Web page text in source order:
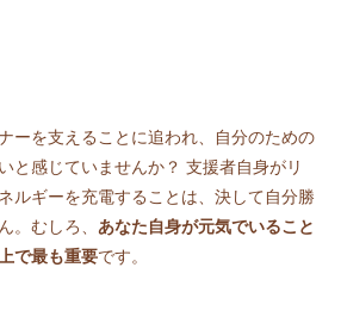
ーを支えることに追われ、自分のための
と感じていませんか？ 支援者自身がリ
ルギーを充電することは、決して自分勝
。むしろ、 あなた自身が元気でいること
で最も重要です。